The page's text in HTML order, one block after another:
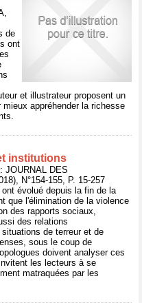
de
ont
et illustrateur proposent un
appréhender la richesse
institutions
JOURNAL DES
N°154-155, P. 15-257
évolué depuis la fin de la
que l'élimination de la violence
des rapports sociaux,
des relations
de terreur et de
sous le coup de
doivent analyser ces
les lecteurs à se
matraquées par les